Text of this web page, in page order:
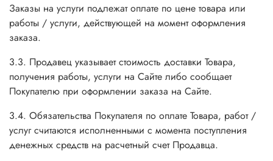
Заказы на услуги подлежат оплате по цене товара или
работы / услуги, действующей на момент оформления
заказа.
3.3. Продавец указывает стоимость доставки Товара,
получения работы, услуги на Сайте либо сообщает
Покупателю при оформлении заказа на Сайте.
3.4. Обязательства Покупателя по оплате Товара, работ /
услуг считаются исполненными с момента поступления
денежных средств на расчетный счет Продавца.